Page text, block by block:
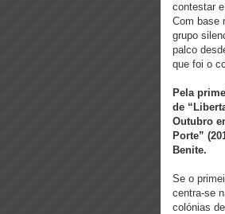
contestar
Com base
grupo
palco
que foi o
Pela
de
Outubro
Porte”
Benite.
Se o
centra-se
colónias